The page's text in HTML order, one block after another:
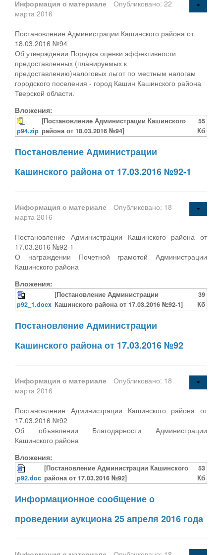
Информация о материале
Опубликовано: 22
марта 2016
Постановление Администрации Кашинского района от
18.03.2016 №94
Об утверждении Порядка оценки эффективности
предоставленных (планируемых к
предоставлению)налоговых льгот по местным налогам
городского поселения - город Кашин Кашинского района
Тверской области.
Вложения:
p94.zip
[Постановление Администрации Кашинского
района от 18.03.2016 №94]
55
Кб
Постановление Администрации
Кашинского района от 17.03.2016 №92-1
Информация о материале
Опубликовано: 18
марта 2016
Постановление Администрации Кашинского района от
17.03.2016 №92-1
О награждении Почетной грамотой Администрации
Кашинского района
Вложения:
p92_1.docx
[Постановление Администрации
Кашинского района от 17.03.2016 №92-1]
39
Кб
Постановление Администрации
Кашинского района от 17.03.2016 №92
Информация о материале
Опубликовано: 18
марта 2016
Постановление Администрации Кашинского района от
17.03.2016 №92
Об объявлении Благодарности Администрации
Кашинского района
Вложения:
p92.doc
[Постановление Администрации Кашинского
района от 17.03.2016 №92]
53
Кб
Информационное сообщение о
проведении аукциона 25 апреля 2016 года